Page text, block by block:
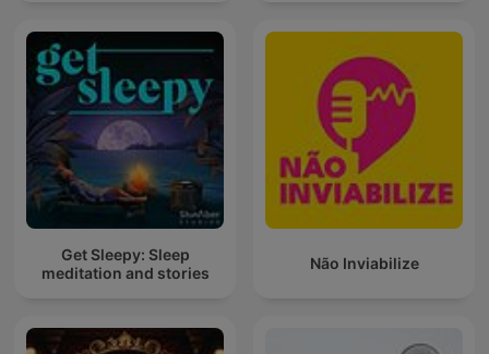
Get Sleepy: Sleep
meditation and stories
Não Inviabilize